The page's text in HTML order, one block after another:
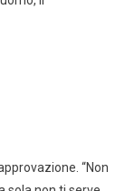
“Non